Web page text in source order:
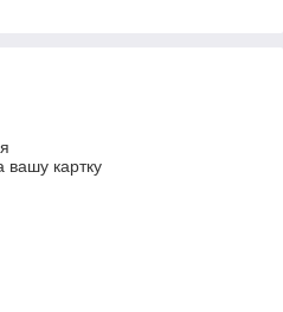
вашу картку